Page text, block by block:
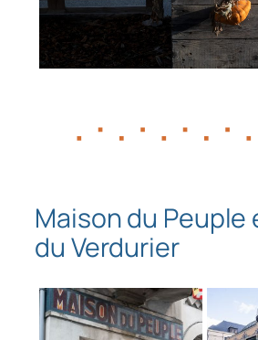
Maison du Peuple
du Verdurier